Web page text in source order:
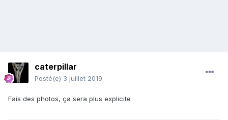
caterpillar
Posté(e) 3 juillet 2019
Fais des photos, ça sera plus explicite